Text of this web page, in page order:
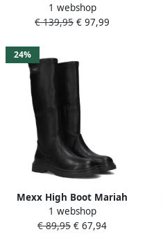
Textiel Dames Bronskleurig
1 webshop
€ 139,95 € 97,99
24%
Mexx High Boot Mariah
Meisjes Kleding Zwart
Dames laarzen
1 webshop
€ 89,95 € 67,94